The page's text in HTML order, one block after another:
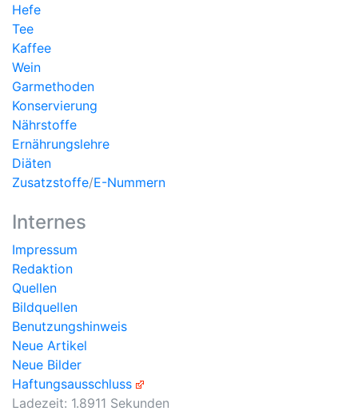
Hefe
Tee
Kaffee
Wein
Garmethoden
Konservierung
Nährstoffe
Ernährungslehre
Diäten
Zusatzstoffe/E-Nummern
Internes
Impressum
Redaktion
Quellen
Bildquellen
Benutzungshinweis
Neue Artikel
Neue Bilder
Haftungsausschluss
Ladezeit: 1.8911 Sekunden